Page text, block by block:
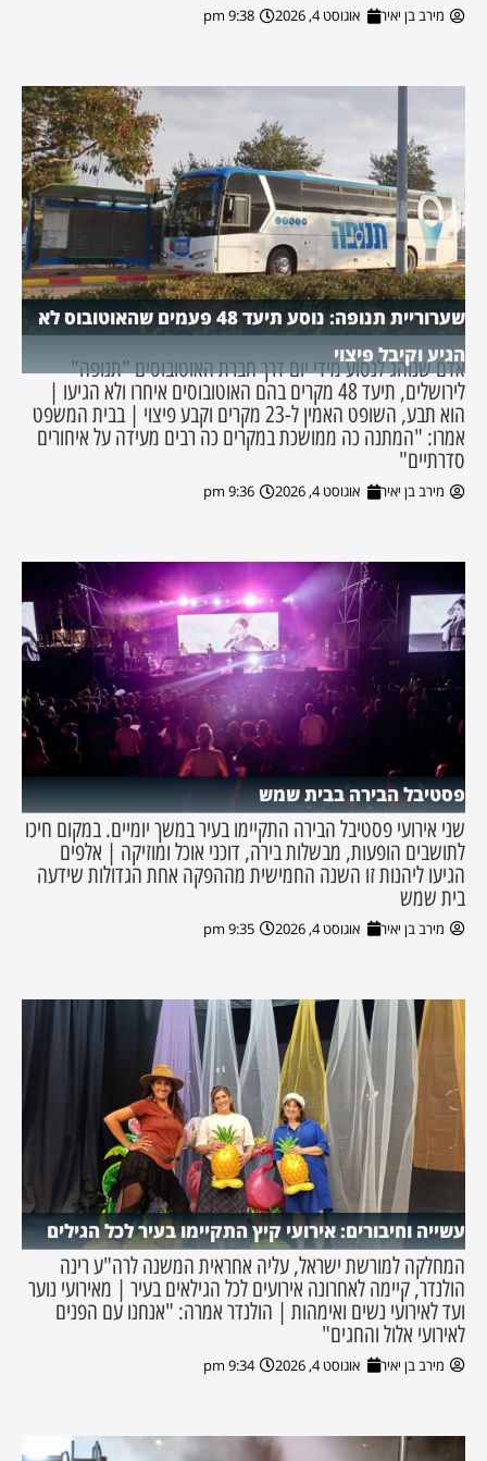
מירב בן יאיר אוגוסט 4, 2026 9:38 pm
שערוריית תנופה: נוסע תיעד 48 פעמים שהאוטובוס לא
הגיע וקיבל פיצוי
אדם שנוהג לנסוע מידי יום דרך חברת האוטובוסים "תנופה"
לירושלים, תיעד 48 מקרים בהם האוטובוסים איחרו ולא הגיעו |
הוא תבע, השופט האמין ל-23 מקרים וקבע פיצוי | בבית המשפט
אמרו: "המתנה כה ממושכת במקרים כה רבים מעידה על איחורים
סדרתיים"
מירב בן יאיר אוגוסט 4, 2026 9:36 pm
פסטיבל הבירה בבית שמש
שני אירועי פסטיבל הבירה התקיימו בעיר במשך יומיים. במקום חיכו
לתושבים הופעות, מבשלות בירה, דוכני אוכל ומוזיקה | אלפים
הגיעו ליהנות זו השנה החמישית מההפקה אחת הגדולות שידעה
בית שמש
מירב בן יאיר אוגוסט 4, 2026 9:35 pm
עשייה וחיבורים: אירועי קיץ התקיימו בעיר לכל הגילים
המחלקה למורשת ישראל, עליה אחראית המשנה לרה"ע רינה
הולנדר, קיימה לאחרונה אירועים לכל הגילאים בעיר | מאירועי נוער
ועד לאירועי נשים ואימהות | הולנדר אמרה: "אנחנו עם הפנים
לאירועי אלול והחגים"
מירב בן יאיר אוגוסט 4, 2026 9:34 pm